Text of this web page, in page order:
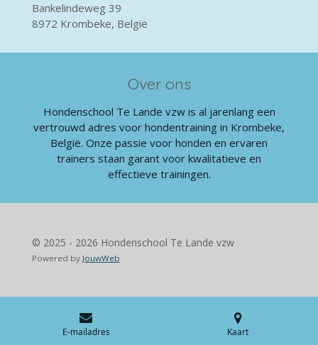
Bankelindeweg 39
8972 Krombeke, België
Over ons
Hondenschool Te Lande vzw is al jarenlang een
vertrouwd adres voor hondentraining in Krombeke,
België. Onze passie voor honden en ervaren
trainers staan garant voor kwalitatieve en
effectieve trainingen.
© 2025 - 2026 Hondenschool Te Lande vzw
Powered by JouwWeb
E-mailadres Kaart